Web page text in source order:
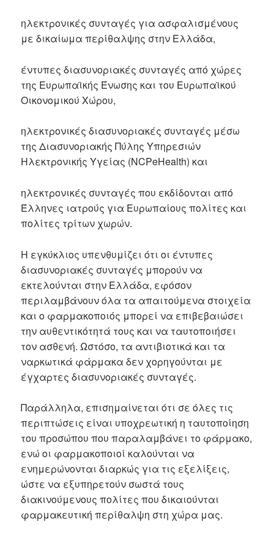
ηλεκτρονικές συνταγές για ασφαλισμένους
με δικαίωμα περίθαλψης στην Ελλάδα,
έντυπες διασυνοριακές συνταγές από χώρες
της Ευρωπαϊκής Ένωσης και του Ευρωπαϊκού
Οικονομικού Χώρου,
ηλεκτρονικές διασυνοριακές συνταγές μέσω
της Διασυνοριακής Πύλης Υπηρεσιών
Ηλεκτρονικής Υγείας (NCPeHealth) και
ηλεκτρονικές συνταγές που εκδίδονται από
Έλληνες ιατρούς για Ευρωπαίους πολίτες και
πολίτες τρίτων χωρών.
Η εγκύκλιος υπενθυμίζει ότι οι έντυπες
διασυνοριακές συνταγές μπορούν να
εκτελούνται στην Ελλάδα, εφόσον
περιλαμβάνουν όλα τα απαιτούμενα στοιχεία
και ο φαρμακοποιός μπορεί να επιβεβαιώσει
την αυθεντικότητά τους και να ταυτοποιήσει
τον ασθενή. Ωστόσο, τα αντιβιοτικά και τα
ναρκωτικά φάρμακα δεν χορηγούνται με
έγχαρτες διασυνοριακές συνταγές.
Παράλληλα, επισημαίνεται ότι σε όλες τις
περιπτώσεις είναι υποχρεωτική η ταυτοποίηση
του προσώπου που παραλαμβάνει το φάρμακο,
ενώ οι φαρμακοποιοί καλούνται να
ενημερώνονται διαρκώς για τις εξελίξεις,
ώστε να εξυπηρετούν σωστά τους
διακινούμενους πολίτες που δικαιούνται
φαρμακευτική περίθαλψη στη χώρα μας.